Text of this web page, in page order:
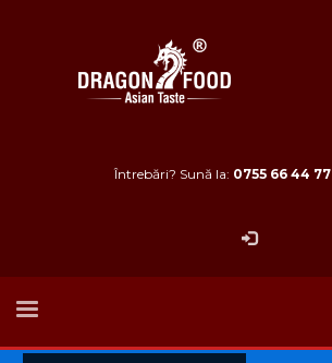
Întrebări? Sună la: 0755 66 44 77